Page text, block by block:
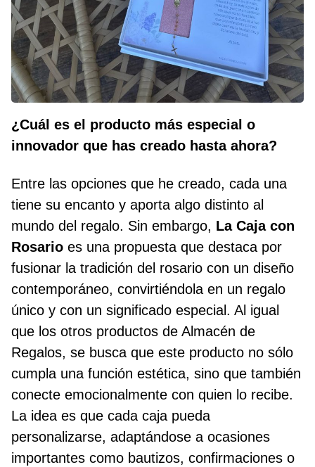
¿Cuál es el producto más especial o
innovador que has creado hasta ahora?
Entre las opciones que he creado, cada una
tiene su encanto y aporta algo distinto al
mundo del regalo. Sin embargo, La Caja con
Rosario es una propuesta que destaca por
fusionar la tradición del rosario con un diseño
contemporáneo, convirtiéndola en un regalo
único y con un significado especial. Al igual
que los otros productos de Almacén de
Regalos, se busca que este producto no sólo
cumpla una función estética, sino que también
conecte emocionalmente con quien lo recibe.
La idea es que cada caja pueda
personalizarse, adaptándose a ocasiones
importantes como bautizos, confirmaciones o